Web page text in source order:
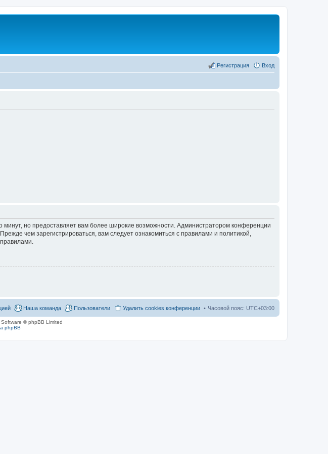
Вход
Регистрация
но предоставляет вам более широкие возможности. Администратором конференции
чем зарегистрироваться, вам следует ознакомиться с правилами и политикой,
Часовой пояс: UTC+03:00
Удалить cookies конференции
Пользователи
Наша команда
© phpBB Limited
phpBB